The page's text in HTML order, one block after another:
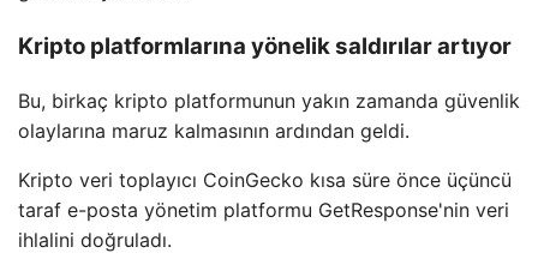
Kripto platformlarına yönelik saldırılar artıyor
Bu, birkaç kripto platformunun yakın zamanda güvenlik
olaylarına maruz kalmasının ardından geldi.
Kripto veri toplayıcı CoinGecko kısa süre önce üçüncü
taraf e-posta yönetim platformu GetResponse'nin veri
ihlalini doğruladı.